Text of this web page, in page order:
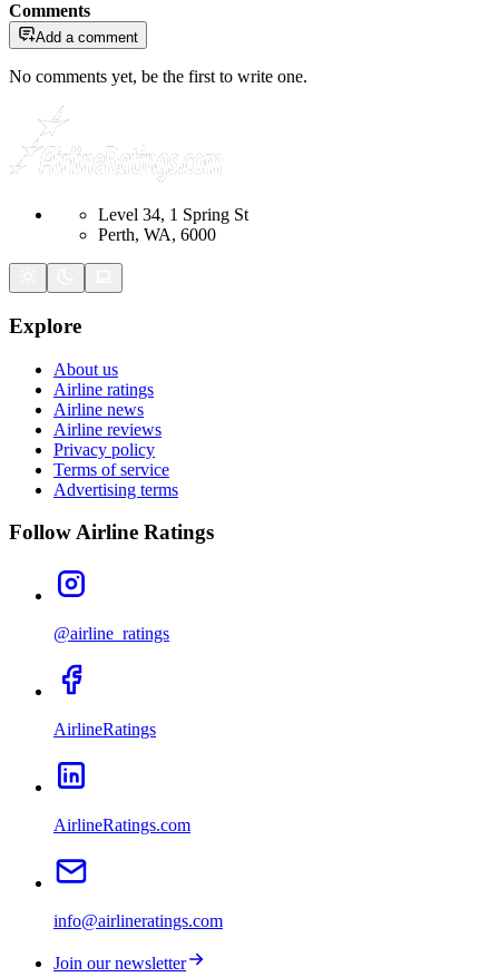
Comments
Add a comment
No comments yet, be the first to write one.
Level 34, 1 Spring St
Perth, WA, 6000
Explore
About us
Airline ratings
Airline news
Airline reviews
Privacy policy
Terms of service
Advertising terms
Follow Airline Ratings
@airline_ratings
AirlineRatings
AirlineRatings.com
info@airlineratings.com
Join our newsletter